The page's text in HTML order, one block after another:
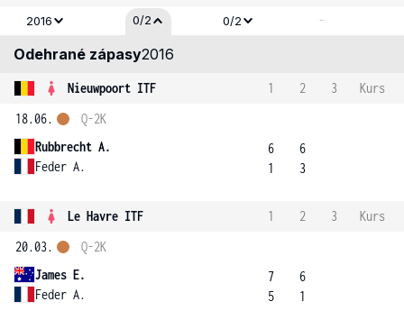
2016 0/2 0/2 -
Odehrané zápasy2016
Nieuwpoort ITF 1 2 3
Kurs
18.06.
Rubbrecht A.
Feder A.
Q-2K
6
1
6
3
Le Havre ITF 1 2 3
Kurs
20.03.
James E.
Feder A.
Q-2K
7
5
6
1